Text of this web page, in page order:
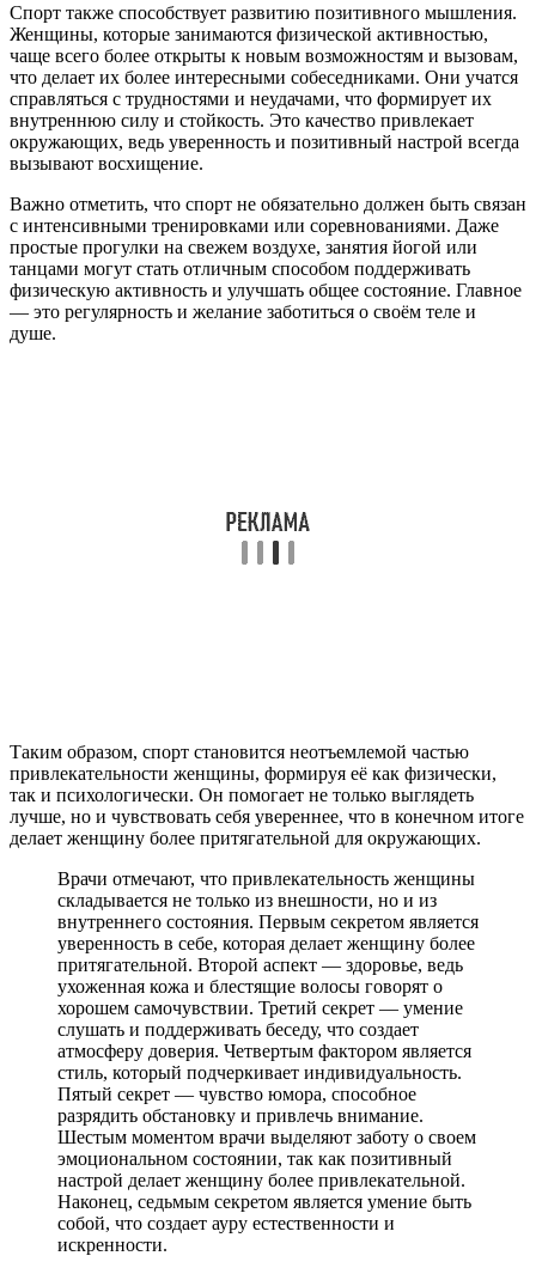
Спорт также способствует развитию позитивного мышления.
Женщины, которые занимаются физической активностью,
чаще всего более открыты к новым возможностям и вызовам,
что делает их более интересными собеседниками. Они учатся
справляться с трудностями и неудачами, что формирует их
внутреннюю силу и стойкость. Это качество привлекает
окружающих, ведь уверенность и позитивный настрой всегда
вызывают восхищение.
Важно отметить, что спорт не обязательно должен быть связан
с интенсивными тренировками или соревнованиями. Даже
простые прогулки на свежем воздухе, занятия йогой или
танцами могут стать отличным способом поддерживать
физическую активность и улучшать общее состояние. Главное
— это регулярность и желание заботиться о своём теле и
душе.
Таким образом, спорт становится неотъемлемой частью
привлекательности женщины, формируя её как физически,
так и психологически. Он помогает не только выглядеть
лучше, но и чувствовать себя увереннее, что в конечном итоге
делает женщину более притягательной для окружающих.
Врачи отмечают, что привлекательность женщины
складывается не только из внешности, но и из
внутреннего состояния. Первым секретом является
уверенность в себе, которая делает женщину более
притягательной. Второй аспект — здоровье, ведь
ухоженная кожа и блестящие волосы говорят о
хорошем самочувствии. Третий секрет — умение
слушать и поддерживать беседу, что создает
атмосферу доверия. Четвертым фактором является
стиль, который подчеркивает индивидуальность.
Пятый секрет — чувство юмора, способное
разрядить обстановку и привлечь внимание.
Шестым моментом врачи выделяют заботу о своем
эмоциональном состоянии, так как позитивный
настрой делает женщину более привлекательной.
Наконец, седьмым секретом является умение быть
собой, что создает ауру естественности и
искренности.